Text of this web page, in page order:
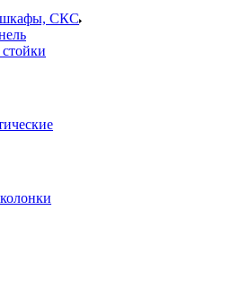
шкафы, СКС